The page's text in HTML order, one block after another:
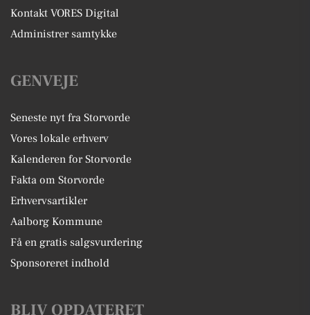
Kontakt VORES Digital
Administrer samtykke
GENVEJE
Seneste nyt fra Storvorde
Vores lokale erhverv
Kalenderen for Storvorde
Fakta om Storvorde
Erhvervsartikler
Aalborg Kommune
Få en gratis salgsvurdering
Sponsoreret indhold
BLIV OPDATERET